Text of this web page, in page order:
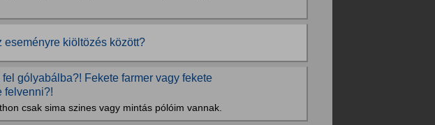
eseményre kiöltözés között?
gólyabálba?! Fekete farmer vagy fekete
felvenni?!
csak sima szines vagy mintás pólóim vannak.